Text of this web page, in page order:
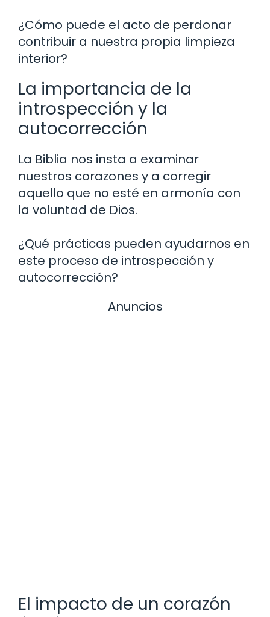
¿Cómo puede el acto de perdonar
contribuir a nuestra propia limpieza
interior?
La importancia de la
introspección y la
autocorrección
La Biblia nos insta a examinar
nuestros corazones y a corregir
aquello que no esté en armonía con
la voluntad de Dios.
¿Qué prácticas pueden ayudarnos en
este proceso de introspección y
autocorrección?
Anuncios
El impacto de un corazón